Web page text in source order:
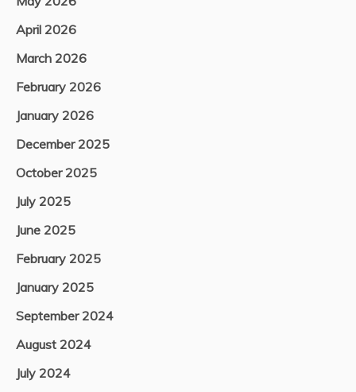
April 2026
March 2026
February 2026
January 2026
December 2025
October 2025
July 2025
June 2025
February 2025
January 2025
September 2024
August 2024
July 2024